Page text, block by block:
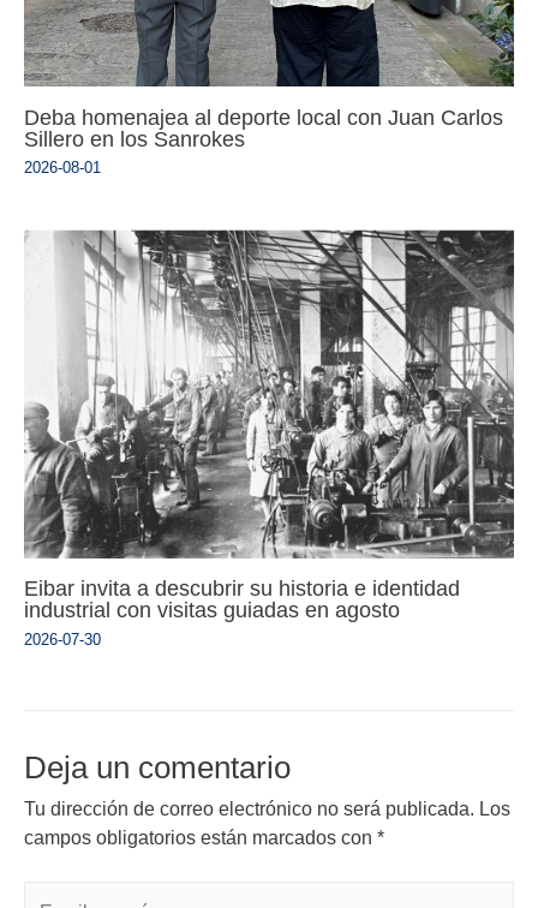
Deba homenajea al deporte local con Juan Carlos
Sillero en los Sanrokes
2026-08-01
Eibar invita a descubrir su historia e identidad
industrial con visitas guiadas en agosto
2026-07-30
Deja un comentario
Tu dirección de correo electrónico no será publicada. Los
campos obligatorios están marcados con *